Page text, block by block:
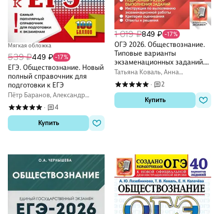
Мягкая обложка
539 ₽449 ₽ -17%
ЕГЭ. Обществознание. Новый
полный справочник для
подготовки к ЕГЭ
Пётр Баранов, Александр
Воронцов, Сергей Шевченко
·
4
Купить
1 019 ₽849 ₽ -17%
ОГЭ 2026. Обществознание.
Типовые варианты
экзаменационных заданий.
32 варианта. Подробный
разбор выполнения заданий.
Инструкция по выполнению
экзаменационной работы.
Критерии оценивания.
Татьяна Коваль, Анна
Лазебникова
·
2
Купить